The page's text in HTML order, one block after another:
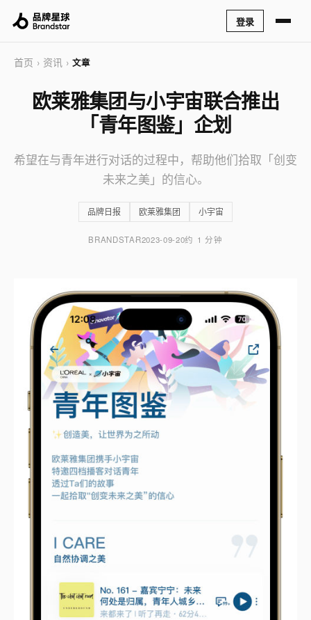
登录
首页 › 资讯 › 文章
欧莱雅集团与小宇宙联合推出
「青年图鉴」企划
希望在与青年进行对话的过程中，帮助他们拾取「创变
未来之美」的信心。
品牌日报 欧莱雅集团 小宇宙
BRANDSTAR2023-09-20约 1 分钟